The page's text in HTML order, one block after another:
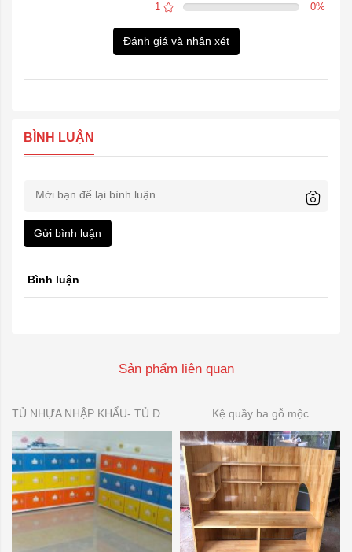
1
0%
Đánh giá và nhận xét
BÌNH LUẬN
Gửi bình luận
Bình luận
Sản phẩm liên quan
Kệ quầy ba gỗ mộc